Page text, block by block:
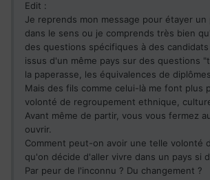
Edit :
Je reprends mon message pour étayer un
dans le sens ou je comprends très bien
des questions spécifiques à des
issus d'un même pays sur des questions
la paperasse, les équivalences de
Mais des fils comme celui-là me font plus
volonté de regroupement ethnique,
Avant même de partir, vous vous fermez
ouvrir.
Comment peut-on avoir une telle volonté
qu'on décide d'aller vivre dans un pays si
Par peur de l'inconnu ? Du changement ?